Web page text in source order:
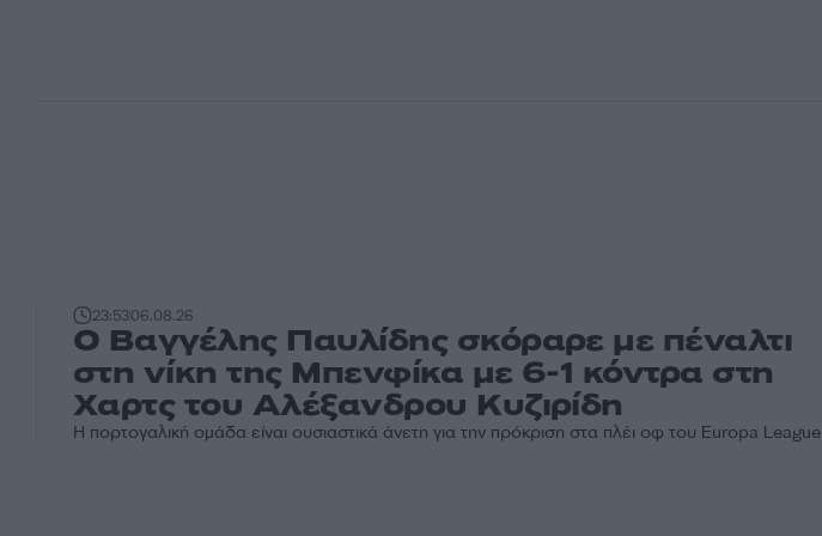
23:5306.08.26
Ο Βαγγέλης Παυλίδης σκόραρε με πέναλτι
στη νίκη της Μπενφίκα με 6-1 κόντρα στη
Χαρτς του Αλέξανδρου Κυζιρίδη
Η πορτογαλική ομάδα είναι ουσιαστικά άνετη για την πρόκριση στα πλέι οφ του Europa League